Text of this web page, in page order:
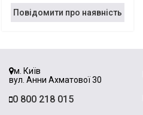
Повідомити про наявність
м. Київ
вул. Анни Ахматової 30
0 800 218 015